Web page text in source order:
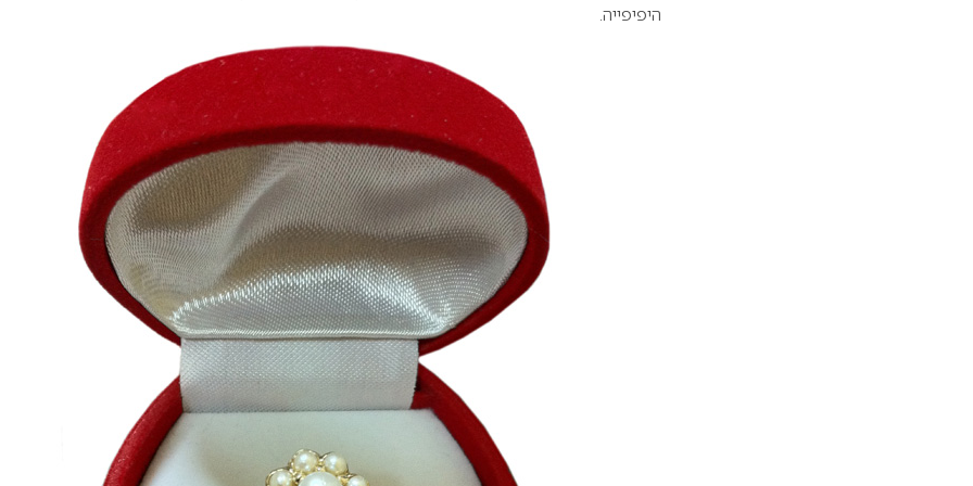
היפיפייה.